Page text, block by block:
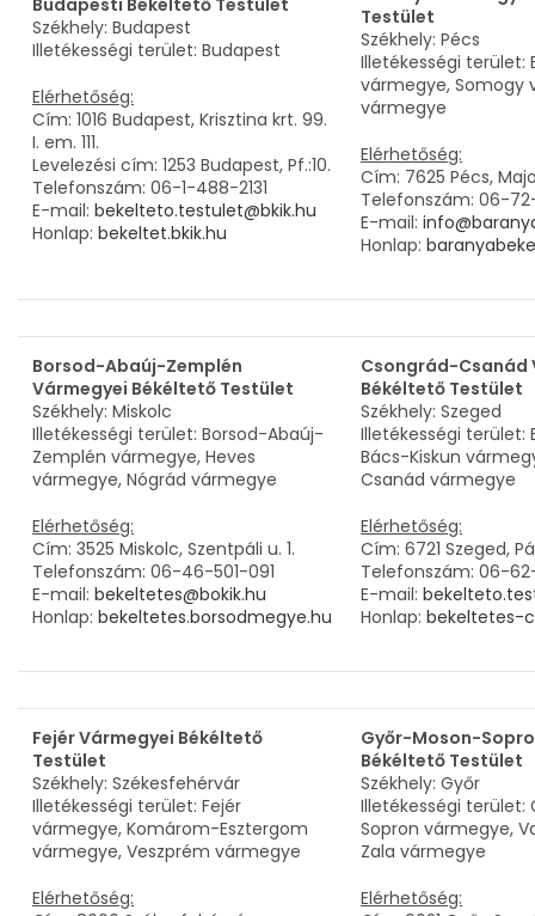
Budapesti Békéltető Testület
Székhely: Budapest
Illetékességi terület: Budapest
Elérhetőség:
Cím: 1016 Budapest, Krisztina krt. 99.
I. em. 111.
Levelezési cím: 1253 Budapest, Pf.:10.
Telefonszám: 06-1-488-2131
E-mail: bekelteto.testulet@bkik.hu
Honlap: bekeltet.bkik.hu
Testület
Székhely: Pécs
Illetékességi terület:
vármegye, Somogy
vármegye
Elérhetőség:
Cím: 7625 Pécs,
Telefonszám: 06-
E-mail:
Honlap:
Borsod-Abaúj-Zemplén
Vármegyei Békéltető Testület
Székhely: Miskolc
Illetékességi terület: Borsod-Abaúj-
Zemplén vármegye, Heves
vármegye, Nógrád vármegye
Elérhetőség:
Cím: 3525 Miskolc, Szentpáli u. 1.
Telefonszám: 06-46-501-091
E-mail: bekeltetes@bokik.hu
Honlap: bekeltetes.borsodmegye.hu
Csongrád-Csanád
Békéltető Testület
Székhely: Szeged
Illetékességi terület:
Bács-Kiskun
Csanád vármegye
Elérhetőség:
Cím: 6721 Szeged,
Telefonszám: 06-
E-mail:
Honlap: bekeltetes-
Fejér Vármegyei Békéltető
Testület
Székhely: Székesfehérvár
Illetékességi terület: Fejér
vármegye, Komárom-Esztergom
vármegye, Veszprém vármegye
Elérhetőség:
Győr-Moson-
Békéltető Testület
Székhely: Győr
Illetékességi terület:
Sopron vármegye,
Zala vármegye
Elérhetőség: